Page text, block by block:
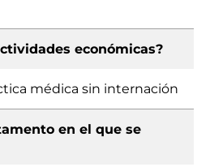
económicas?
médica sin internación
en el que se